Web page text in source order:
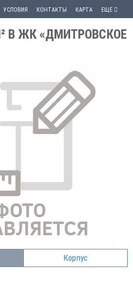
УСЛОВИЯ КОНТАКТЫ КАРТА ЕЩЕ
В ЖК «ДМИТРОВСКОЕ
Корпус